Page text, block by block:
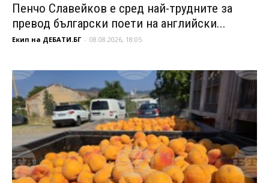
Пенчо Славейков е сред най-трудните за
превод български поети на английски...
Екип на ДЕБАТИ.БГ - 08.08.2026, 18:05